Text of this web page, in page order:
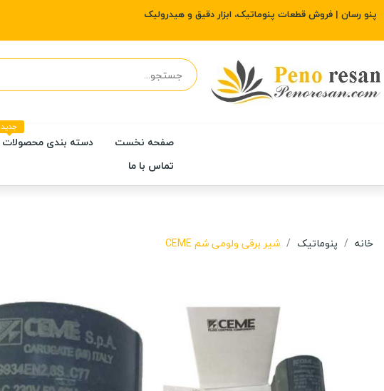
پنو رسان | فروش قطعات پنوماتیک، ابزار دقیق و هیدرولیک
صفحه نخست دسته بندی محصولات
جدید
تماس با ما
خانه پنوماتیک شیر برقی ولومی شم CEME